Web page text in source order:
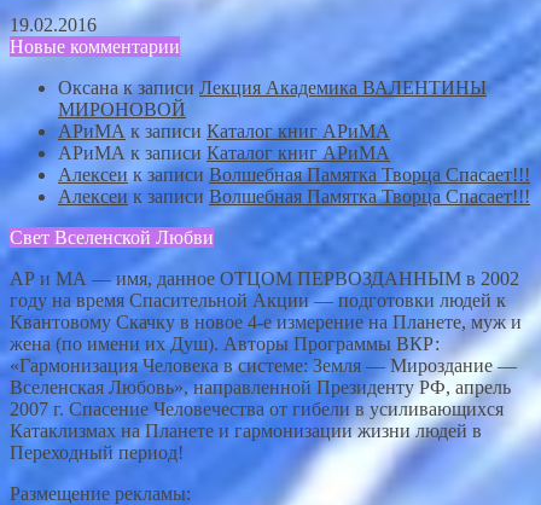
19.02.2016
Новые комментарии
Оксана к записи Лекция Академика ВАЛЕНТИНЫ
МИРОНОВОЙ
АРиМА к записи Каталог книг АРиМА
АРиМА к записи Каталог книг АРиМА
Алексеи к записи Волшебная Памятка Творца Спасает!!!
Алексеи к записи Волшебная Памятка Творца Спасает!!!
Свет Вселенской Любви
АР и МА — имя, данное ОТЦОМ ПЕРВОЗДАННЫМ в 2002
году на время Спасительной Акции — подготовки людей к
Квантовому Скачку в новое 4-е измерение на Планете, муж и
жена (по имени их Душ). Авторы Программы ВКР:
«Гармонизация Человека в системе: Земля — Мироздание —
Вселенская Любовь», направленной Президенту РФ, апрель
2007 г. Спасение Человечества от гибели в усиливающихся
Катаклизмах на Планете и гармонизации жизни людей в
Переходный период!
Размещение рекламы: